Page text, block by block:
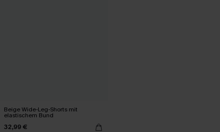
Beige Wide-Leg-Shorts mit
elastischem Bund
32,99 €